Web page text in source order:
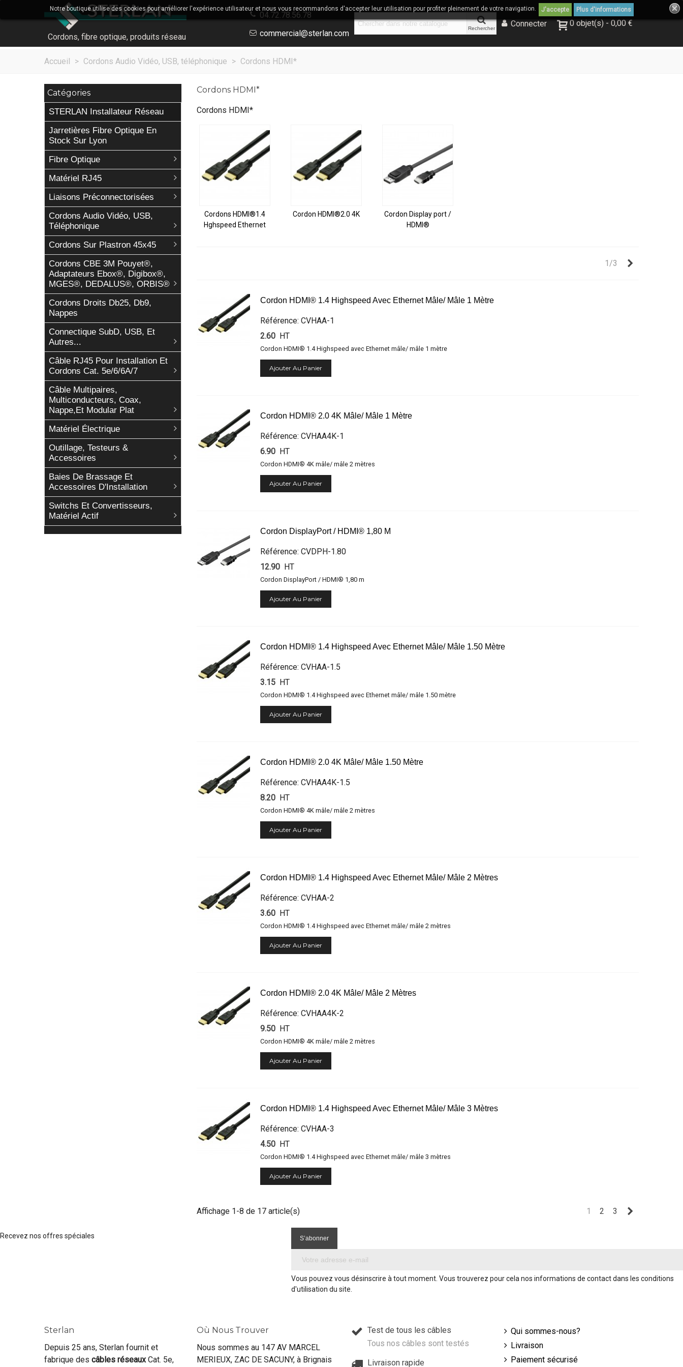
Cordons, fibre optique, produits réseau
04.72.78.56.78
commercial@sterlan.com
Rechercher Connecter 0 objet(s) - 0,00 €
Notre boutique utilise des cookies pour améliorer l'expérience utilisateur et nous vous recommandons d'accepter leur utilisation pour profiter pleinement de votre navigation. J'accepte Plus d'informations
Accueil > Cordons Audio Vidéo, USB, téléphonique > Cordons HDMI*
Catégories
STERLAN Installateur Réseau
Jarretières Fibre Optique En
Stock Sur Lyon
Fibre Optique
Matériel RJ45
Liaisons Préconnectorisées
Cordons Audio Vidéo, USB,
Téléphonique
Cordons Sur Plastron 45x45
Cordons CBE 3M Pouyet®,
Adaptateurs Ebox®, Digibox®,
MGES®, DEDALUS®, ORBIS®
Cordons Droits Db25, Db9,
Nappes
Connectique SubD, USB, Et
Autres...
Câble RJ45 Pour Installation Et
Cordons Cat. 5e/6/6A/7
Câble Multipaires,
Multiconducteurs, Coax,
Nappe,et Modular Plat
Matériel Électrique
Outillage, Testeurs &
Accessoires
Baies De Brassage Et
Accessoires D'Installation
Switchs Et Convertisseurs,
Matériel Actif
Cordons HDMI*
Cordons HDMI*
Cordons HDMI®1.4
Hghspeed Ethernet
Cordon HDMI®2.0 4K
Cordon Display port /
HDMI®
1/3
Cordon HDMI® 1.4 Highspeed Avec Ethernet Mâle/ Mâle 1 Mètre
Référence: CVHAA-1
2.60 HT
Cordon HDMI® 1.4 Highspeed avec Ethernet mâle/ mâle 1 mètre
Ajouter Au Panier
Cordon HDMI® 2.0 4K Mâle/ Mâle 1 Mètre
Référence: CVHAA4K-1
6.90 HT
Cordon HDMI® 4K mâle/ mâle 2 mètres
Ajouter Au Panier
Cordon DisplayPort / HDMI® 1,80 M
Référence: CVDPH-1.80
12.90 HT
Cordon DisplayPort / HDMI® 1,80 m
Ajouter Au Panier
Cordon HDMI® 1.4 Highspeed Avec Ethernet Mâle/ Mâle 1.50 Mètre
Référence: CVHAA-1.5
3.15 HT
Cordon HDMI® 1.4 Highspeed avec Ethernet mâle/ mâle 1.50 mètre
Ajouter Au Panier
Cordon HDMI® 2.0 4K Mâle/ Mâle 1.50 Mètre
Référence: CVHAA4K-1.5
8.20 HT
Cordon HDMI® 4K mâle/ mâle 2 mètres
Ajouter Au Panier
Cordon HDMI® 1.4 Highspeed Avec Ethernet Mâle/ Mâle 2 Mètres
Référence: CVHAA-2
3.60 HT
Cordon HDMI® 1.4 Highspeed avec Ethernet mâle/ mâle 2 mètres
Ajouter Au Panier
Cordon HDMI® 2.0 4K Mâle/ Mâle 2 Mètres
Référence: CVHAA4K-2
9.50 HT
Cordon HDMI® 4K mâle/ mâle 2 mètres
Ajouter Au Panier
Cordon HDMI® 1.4 Highspeed Avec Ethernet Mâle/ Mâle 3 Mètres
Référence: CVHAA-3
4.50 HT
Cordon HDMI® 1.4 Highspeed avec Ethernet mâle/ mâle 3 mètres
Ajouter Au Panier
Affichage 1-8 de 17 article(s) 1 2 3
Recevez nos offres spéciales
Vous pouvez vous désinscrire à tout moment. Vous trouverez pour cela nos informations de contact dans les conditions
d'utilisation du site.
Sterlan
Depuis 25 ans, Sterlan fournit et
fabrique des câbles réseauxCat. 5e,
Où Nous Trouver
Nous sommes au 147 AV MARCEL
MERIEUX, ZAC DE SACUNY, à Brignais
Test de tous les câbles
Tous nos câbles sont testés
Livraison rapide
Qui sommes-nous?
Livraison
Paiement sécurisé